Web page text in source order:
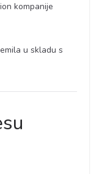
kompanije
u skladu s